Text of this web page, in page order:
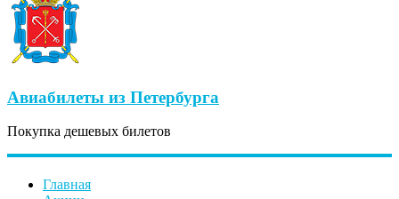
Авиабилеты из Петербурга
Покупка дешевых билетов
Главная